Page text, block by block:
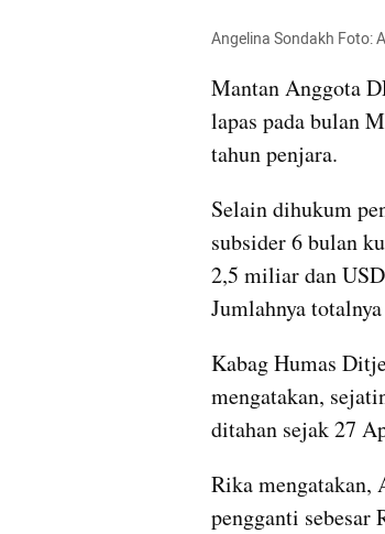
Angelina Sondakh Foto:
Mantan Anggota
lapas pada bulan
tahun penjara.
Selain dihukum
subsider 6 bulan
2,5 miliar dan
Jumlahnya
Kabag Humas
mengatakan,
ditahan sejak 27
Rika mengatakan,
pengganti sebesar